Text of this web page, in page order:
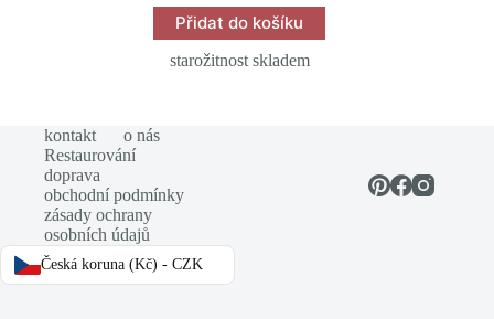
Přidat do košíku
starožitnost skladem
kontakt
o nás
Restaurování
doprava
obchodní podmínky
zásady ochrany
osobních údajů
Česká koruna (Kč) - CZK